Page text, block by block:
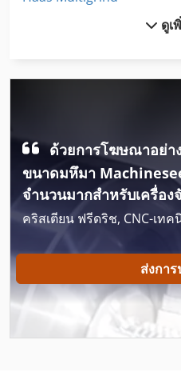
Hofmann
Hundegger P 10
Illig
Illig Ua 100
Index G 200
Index G 300
ดูเ
ด้วยการโฆษณาอย่า
ขนาดมหึมา
จำนวนมากสำหรับเครื่อ
คริสเตียน ฟรีดริช, CNC-เท
ส่งกา